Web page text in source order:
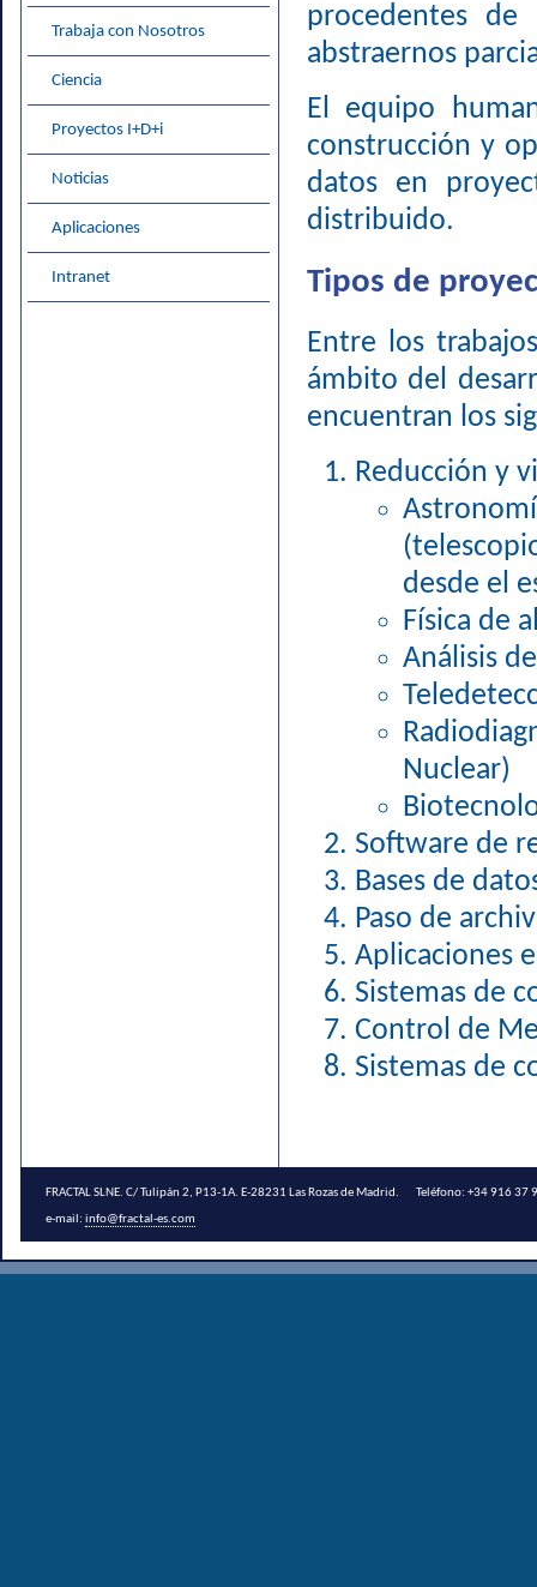
procedentes
abstraernos
El equipo
construcción y
datos en
distribuido.
Tipos de
Entre los
ámbito del
encuentran los
Reducción y
desde el
Física de
Análisis
Nuclear)
Software de
Bases de
Paso de
Aplicaciones
Sistemas de
Control de
Sistemas de
Trabaja con Nosotros
Ciencia
Proyectos I+D+i
Noticias
Aplicaciones
Intranet
FRACTAL SLNE. C/ Tulipán 2, P13-1A. E-28231 Las Rozas de Madrid. Teléfono: +34 916
e-mail: info@fractal-es.com